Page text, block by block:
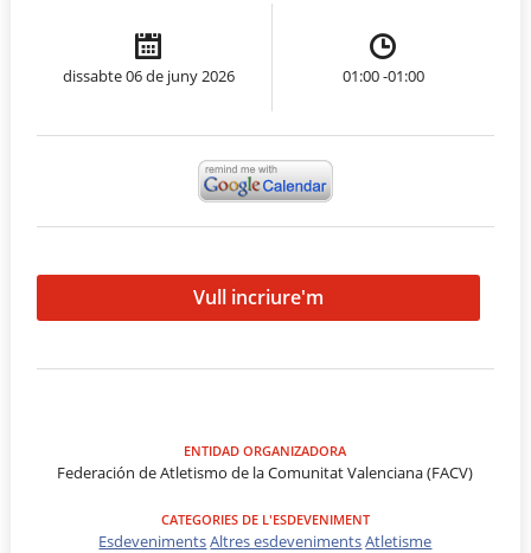
dissabte 06 de juny 2026 01:00 -01:00
Vull incriure'm
ENTIDAD ORGANIZADORA
Federación de Atletismo de la Comunitat Valenciana (FACV)
CATEGORIES DE L'ESDEVENIMENT
EsdevenimentsAltres esdevenimentsAtletisme